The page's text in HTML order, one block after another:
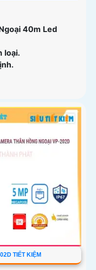
40m Led
loại.
TIẾT KIỆM